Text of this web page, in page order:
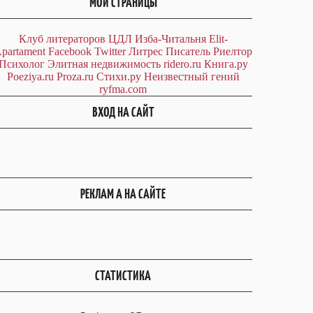
Клуб литераторов ЦДЛ Изба-Читальня Elit-
Facebook Twitter Литрес Писатель Риелтор
Элитная недвижимость ridero.ru Книга.ру
Poeziya.ru Proza.ru Стихи.ру Неизвестный гений
ryfma.com
ВХОД НА САЙТ
РЕКЛАМ А НА САЙТЕ
СТАТИСТИКА